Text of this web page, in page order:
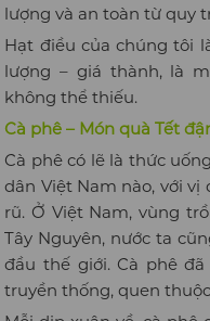
lượng và an toàn từ quy
Hạt điều của chúng tôi
lượng – giá thành, là
không thể thiếu.
Cà phê – Món quà Tết
Cà phê có lẽ là thức
dân Việt Nam nào, với
rũ. Ở Việt Nam, vùng
Tây Nguyên, nước ta
đầu thế giới. Cà phê
truyền thống, quen